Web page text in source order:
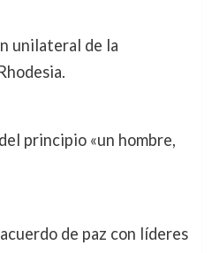
unilateral de la
principio «un hombre,
de paz con líderes